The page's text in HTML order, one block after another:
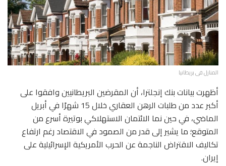
المنازل فى بريطانيا
أظهرت بيانات بنك إنجلترا، أن المقرضين البريطانيين وافقوا على
أكبر عدد من طلبات الرهن العقاري خلال 15 شهرًا في أبريل
الماضي، في حين نما الائتمان الاستهلاكي بوتيرة أسرع من
المتوقع؛ ما يشير إلى قدر من الصمود في الاقتصاد رغم ارتفاع
تكاليف الاقتراض الناجمة عن الحرب الأمريكية الإسرائيلية على
إيران.